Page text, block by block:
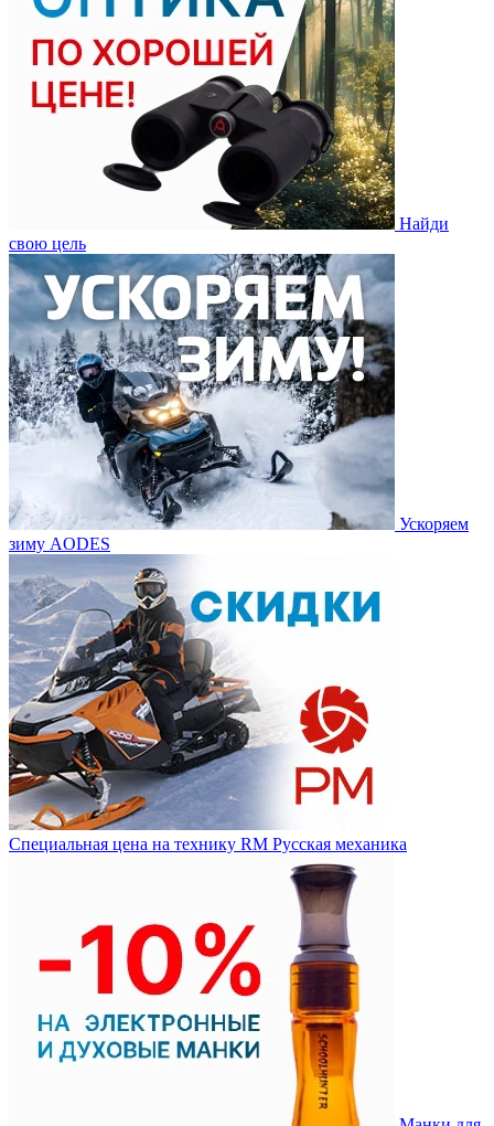
Найди
свою цель
Ускоряем
зиму AODES
Специальная цена на технику RM Русская механика